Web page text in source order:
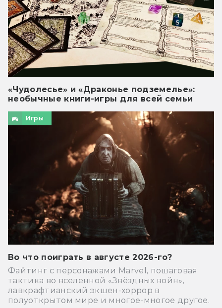
«Чудолесье» и «Драконье подземелье»:
необычные книги-игры для всей семьи
Игры
Во что поиграть в августе 2026-го?
Файтинг с персонажами Marvel, пошаговая
тактика во вселенной «Звёздных войн»,
лавкрафтианский экшен-хоррор в
полуоткрытом мире и многое-многое другое.